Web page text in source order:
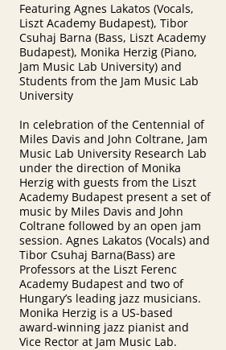
Featuring Agnes Lakatos (Vocals,
Liszt Academy Budapest), Tibor
Csuhaj Barna (Bass, Liszt Academy
Budapest), Monika Herzig (Piano,
Jam Music Lab University) and
Students from the Jam Music Lab
University
In celebration of the Centennial of
Miles Davis and John Coltrane, Jam
Music Lab University Research Lab
under the direction of Monika
Herzig with guests from the Liszt
Academy Budapest present a set of
music by Miles Davis and John
Coltrane followed by an open jam
session. Agnes Lakatos (Vocals) and
Tibor Csuhaj Barna(Bass) are
Professors at the Liszt Ferenc
Academy Budapest and two of
Hungary’s leading jazz musicians.
Monika Herzig is a US-based
award-winning jazz pianist and
Vice Rector at Jam Music Lab.